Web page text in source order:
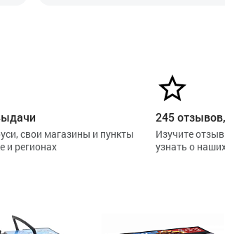
свои магазины и пункты
и регионах
245
Изучите
узнать о